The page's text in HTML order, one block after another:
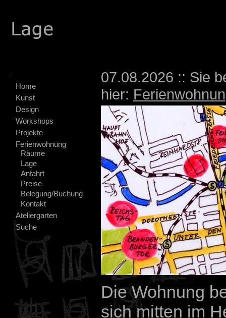
Home
Kunst
Design
Workshops
Projekte
Ferienwohnung
Räume
Lage
Anfahrt
Preise
Belegung/Buchung
Kontakt
Ateliergarten
Suche
07.08.2026 :: Sie
hier:
Die Wohnung
sich mitten im